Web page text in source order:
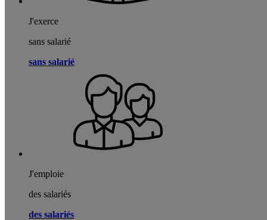
J'exerce
sans salarié
sans salarié
J'emploie
des salariés
des salariés